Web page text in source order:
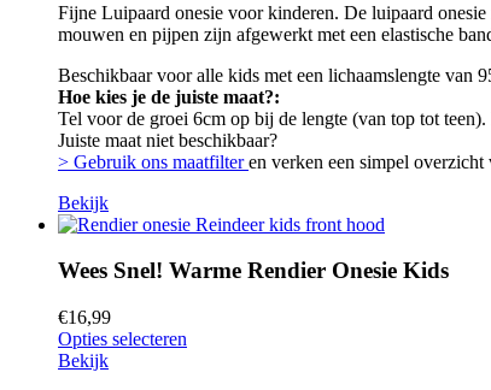
Fijne Luipaard onesie voor kinderen. De luipaard
mouwen en pijpen zijn afgewerkt met een elastische
Beschikbaar voor alle kids met een lichaamslengte van
Hoe kies je de juiste maat?:
Tel voor de groei 6cm op bij de lengte (van top tot teen).
Juiste maat niet beschikbaar?
> Gebruik ons maatfilteren verken een simpel
Bekijk
Wees Snel! Warme Rendier Onesie Kids
€16,99
Opties selecteren
Bekijk